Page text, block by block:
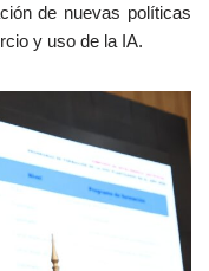
de nuevas políticas
y uso de la IA.